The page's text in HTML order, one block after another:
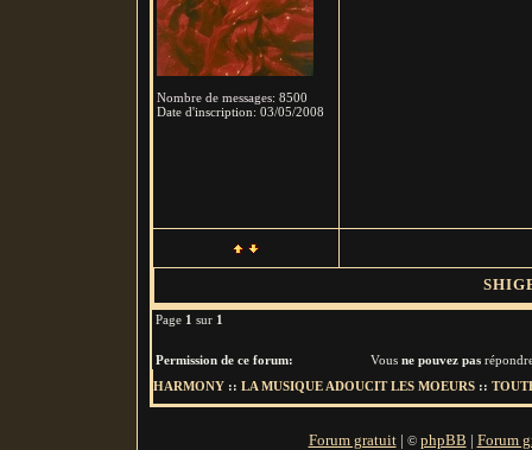
Nombre de messages: 8500
Date d'inscription: 03/05/2008
Page 1 sur 1
Permission de ce forum: Vous ne pouvez pas
HARMONY :: LA MUSIQUE ADOUCIT LES MOEURS ::
Forum gratuit| © phpBB | Forum